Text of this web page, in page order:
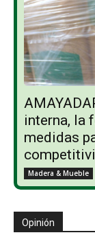
interna, la
medidas
Madera & Mueble
Opinión